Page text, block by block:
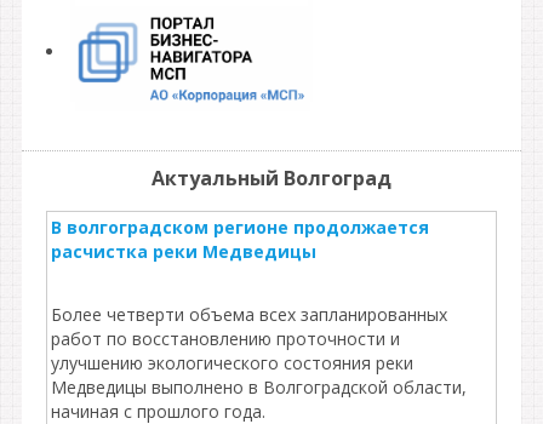
Актуальный Волгоград
В волгоградском регионе продолжается
расчистка реки Медведицы
Более четверти объема всех запланированных
работ по восстановлению проточности и
улучшению экологического состояния реки
Медведицы выполнено в Волгоградской области,
начиная с прошлого года.